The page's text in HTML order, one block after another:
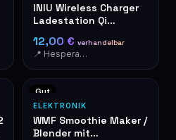
INIU Wireless Charger
Ladestation Qi
12,00 € verhandelbar
📍 Hesperange
Gut
ELEKTRONIK
WMF Smoothie Maker /
Blender mit